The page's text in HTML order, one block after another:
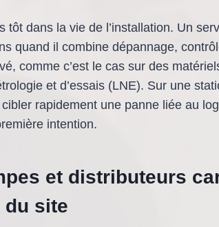
tôt dans la vie de l’installation. Un
quand il combine dépannage,
comme c’est le cas sur des
et d’essais (LNE). Sur une
rapidement une panne liée au
intention.
et distributeurs
site